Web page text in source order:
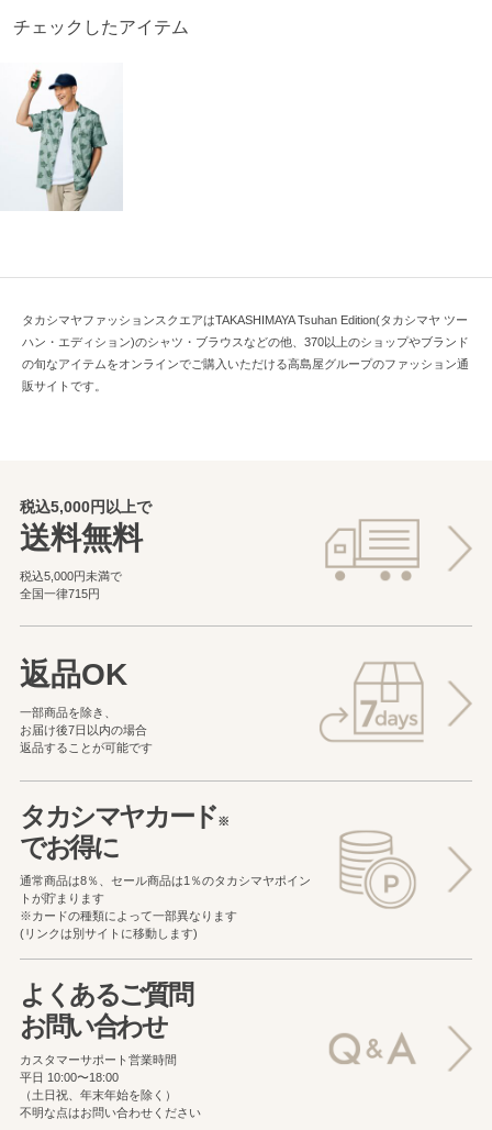
チェックしたアイテム
タカシマヤファッションスクエアはTAKASHIMAYA Tsuhan Edition(タカシマヤ ツー
ハン・エディション)のシャツ・ブラウスなどの他、370以上のショップやブランド
の旬なアイテムをオンラインでご購入いただける高島屋グループのファッション通
販サイトです。
税込5,000円以上で
送料無料
税込5,000円未満で
全国一律715円
返品OK
一部商品を除き、
お届け後7日以内の場合
返品することが可能です
タカシマヤカード※
でお得に
通常商品は8％、セール商品は1％のタカシマヤポイン
トが貯まります
※カードの種類によって一部異なります
(リンクは別サイトに移動します)
よくあるご質問
お問い合わせ
カスタマーサポート営業時間
平日 10:00〜18:00
（土日祝、年末年始を除く）
不明な点はお問い合わせください